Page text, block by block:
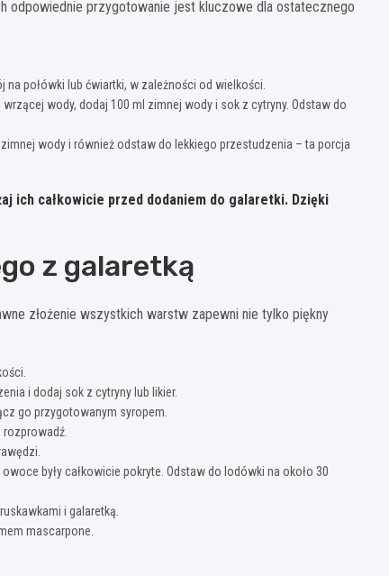
odpowiednie przygotowanie jest kluczowe dla ostatecznego
połówki lub ćwiartki, w zależności od wielkości.
wody, dodaj 100 ml zimnej wody i sok z cytryny. Odstaw do
wody i również odstaw do lekkiego przestudzenia – ta porcja
ich całkowicie przed dodaniem do galaretki. Dzięki
z galaretką
złożenie wszystkich warstw zapewni nie tylko piękny
i dodaj sok z cytryny lub likier.
go przygotowanym syropem.
były całkowicie pokryte. Odstaw do lodówki na około 30
i galaretką.
mascarpone.